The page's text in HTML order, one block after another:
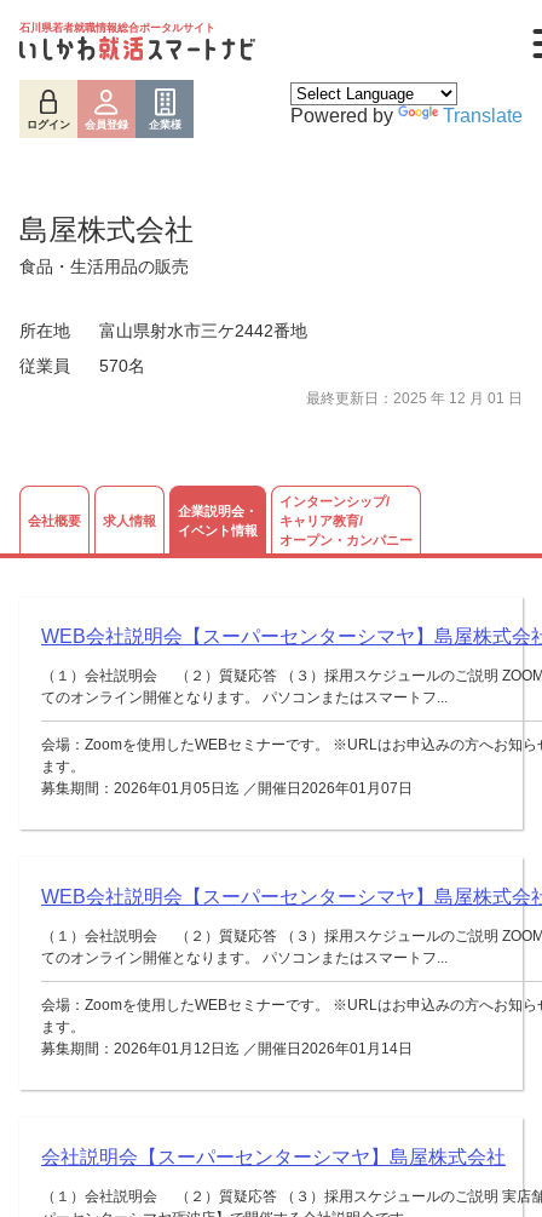
石川県若者就職情報総合ポータルサイト
ログイン 会員登録 企業様 Powered by Translate
島屋株式会社
食品・生活用品の販売
所在地
富山県射水市三ケ2442番地
従業員
570名
最終更新日：2025 年 12 月 01 日
会社概要 求人情報
企業説明会・
イベント情報
インターンシップ/
キャリア教育/
オープン・カンパニー
WEB会社説明会【スーパーセンターシマヤ】島屋株式会
（１）会社説明会 （２）質疑応答 （３）採用スケジュールのご説明
てのオンライン開催となります。 パソコンまたはスマートフ...
会場：Zoomを使用したWEBセミナーです。 ※URLはお申込みの方へお知ら
ます。
募集期間：2026年01月05日迄 ／開催日2026年01月07日
WEB会社説明会【スーパーセンターシマヤ】島屋株式会
（１）会社説明会 （２）質疑応答 （３）採用スケジュールのご説明
てのオンライン開催となります。 パソコンまたはスマートフ...
会場：Zoomを使用したWEBセミナーです。 ※URLはお申込みの方へお知ら
ます。
募集期間：2026年01月12日迄 ／開催日2026年01月14日
会社説明会【スーパーセンターシマヤ】島屋株式会社
（１）会社説明会 （２）質疑応答 （３）採用スケジュールのご説明 実店